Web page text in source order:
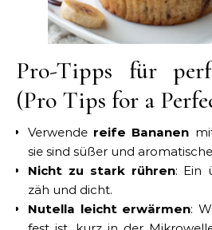
Pro-Tipps für
(Pro Tips for a
Verwende reife Bananen
sie sind süßer und
Nicht zu stark rühren: Ein
zäh und dicht.
Nutella leicht erwärmen: